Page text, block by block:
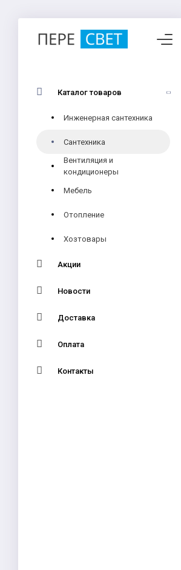
Каталог товаров
Инженерная сантехника
Сантехника
Вентиляция и
кондиционеры
Мебель
Отопление
Хозтовары
Акции
Новости
Доставка
Оплата
Контакты